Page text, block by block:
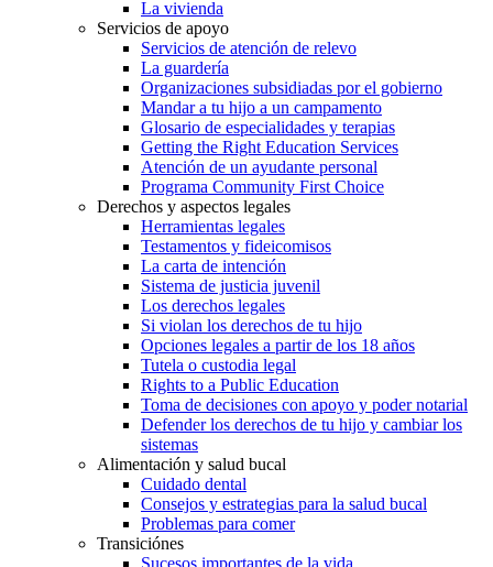
La vivienda
Servicios de apoyo
Servicios de atención de relevo
La guardería
Organizaciones subsidiadas por el gobierno
Mandar a tu hijo a un campamento
Glosario de especialidades y terapias
Getting the Right Education Services
Atención de un ayudante personal
Programa Community First Choice
Derechos y aspectos legales
Herramientas legales
Testamentos y fideicomisos
La carta de intención
Sistema de justicia juvenil
Los derechos legales
Si violan los derechos de tu hijo
Opciones legales a partir de los 18 años
Tutela o custodia legal
Rights to a Public Education
Toma de decisiones con apoyo y poder notarial
Defender los derechos de tu hijo y cambiar los
sistemas
Alimentación y salud bucal
Cuidado dental
Consejos y estrategias para la salud bucal
Problemas para comer
Transiciónes
Sucesos importantes de la vida